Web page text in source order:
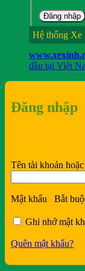
Đăng nhập
Hệ thống Xe
đầu tại Việt
Đăng nhập
Tên tài khoản
Mật khẩu Bắt
Ghi nhớ mật
Quên mật khẩu?